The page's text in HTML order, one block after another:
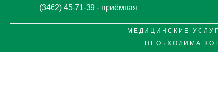
(3462) 45-71-39 - приёмная
М Е Д И Ц И Н С К И Е У С Л У
Н Е О Б Х О Д И М А К О